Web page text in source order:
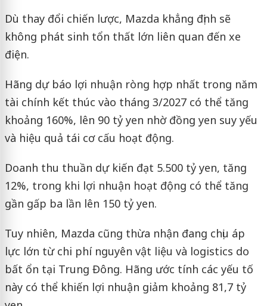
Dù thay đổi chiến lược, Mazda khẳng định sẽ
không phát sinh tổn thất lớn liên quan đến xe
điện.
Hãng dự báo lợi nhuận ròng hợp nhất trong năm
tài chính kết thúc vào tháng 3/2027 có thể tăng
khoảng 160%, lên 90 tỷ yen nhờ đồng yen suy yếu
và hiệu quả tái cơ cấu hoạt động.
Doanh thu thuần dự kiến đạt 5.500 tỷ yen, tăng
12%, trong khi lợi nhuận hoạt động có thể tăng
gần gấp ba lần lên 150 tỷ yen.
Tuy nhiên, Mazda cũng thừa nhận đang chịu áp
lực lớn từ chi phí nguyên vật liệu và logistics do
bất ổn tại Trung Đông. Hãng ước tính các yếu tố
này có thể khiến lợi nhuận giảm khoảng 81,7 tỷ